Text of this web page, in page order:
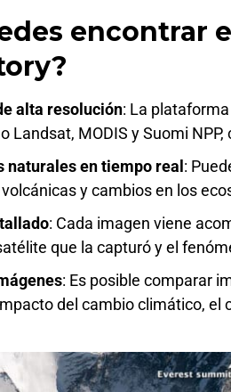
encontrar
alta resolución: La
Landsat, MODIS y Suomi
naturales en tiempo real:
y cambios en los
: Cada imagen viene
que la capturó y el
: Es posible comparar
del cambio climático,